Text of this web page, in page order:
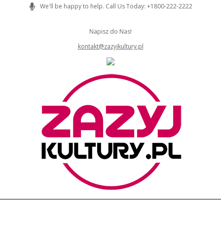
We'll be happy to help. Call Us Today: +1800-222-2222
Napisz do Nas!
kontakt@zazyjkultury.pl
ZAZYJKULTURY